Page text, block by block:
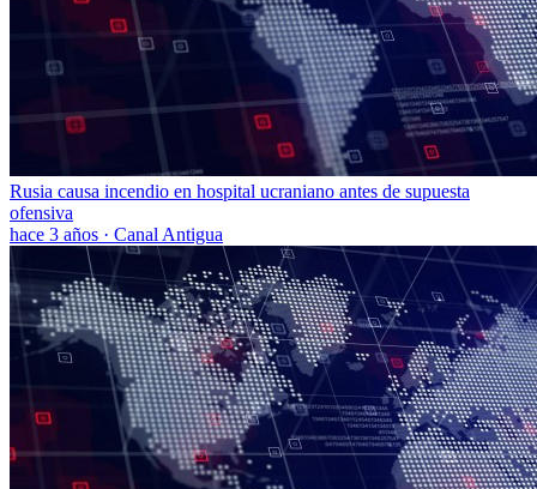
Rusia causa incendio en hospital ucraniano antes de supuesta
ofensiva
hace 3 años · Canal Antigua